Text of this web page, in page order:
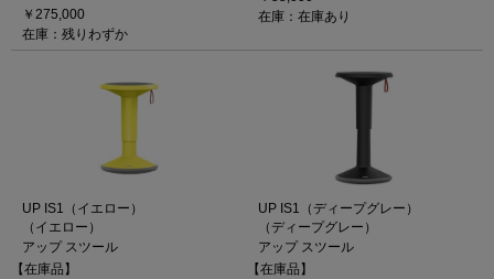
￥275,000
在庫：残りわずか
在庫：在庫あり
UP IS1（イエロー）
（イエロー）
アップ スツール
【在庫品】
UP IS1（ディープグレー）
（ディープグレー）
アップ スツール
【在庫品】